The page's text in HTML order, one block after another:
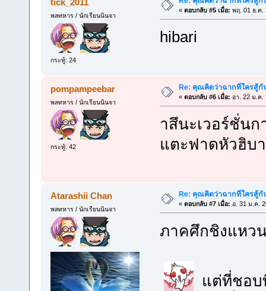
พลทหาร / นักเรียนนินจา
กระทู้: 24
« ตอบกลับ #5 เมื่อ: พฤ. 01 ธ.ค.
hibari
pompampeebar
พลทหาร / นักเรียนนินจา
กระทู้: 42
Re: คุณคิดว่าฉากที่ใครสู้
« ตอบกลับ #6 เมื่อ: อา. 22 ม.ค.
าสึนะเวอร์ชั่นก
แตะฟาดหัวฮิบ
Atarashii Chan
พลทหาร / นักเรียนนินจา
Re: คุณคิดว่าฉากที่ใครสู้
« ตอบกลับ #7 เมื่อ: อ. 31 ม.ค.
ภาคศึกชิงแหว
แต่ที่ชอบ